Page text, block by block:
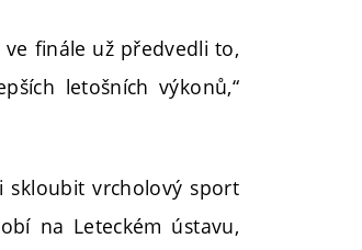
finále už předvedli to,
letošních výkonů,“
skloubit vrcholový sport
na Leteckém ústavu,